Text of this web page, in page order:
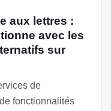
aux lettres :
avec les
sur
de
fonctionnalités